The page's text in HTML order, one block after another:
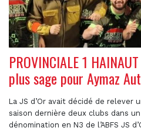
PROVINCIALE 1
plus sage pour Aymaz
La JS d’Or avait décidé de relever
saison dernière deux clubs dans
dénomination en N3 de l’ABFS JS